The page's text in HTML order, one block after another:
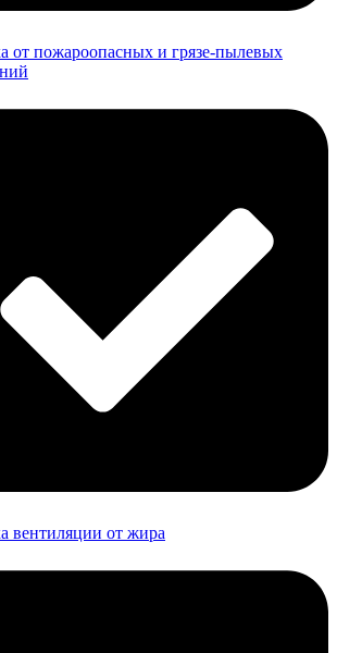
от пожароопасных и грязе-пылевых
вентиляции от жира